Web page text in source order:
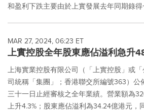
和盈利下跌主要由於上實發展去年同期錄得
MAR 27, 2024, 06:23 ET
上實控股全年股東應佔溢利急升
上海實業控股有限公司（「上實控股」或
司統稱「集團」；香港聯交所編號363）公
三十一日止經審核之全年業績。營業額為
上升4.3%；股東應佔溢利為34.24億港元，